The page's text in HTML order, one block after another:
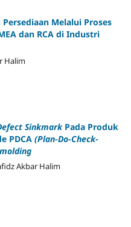
Melalui Proses
dan RCA di Industri
Halim
Sinkmark Pada Produk
PDCA (Plan-Do-Check-
Akbar Halim